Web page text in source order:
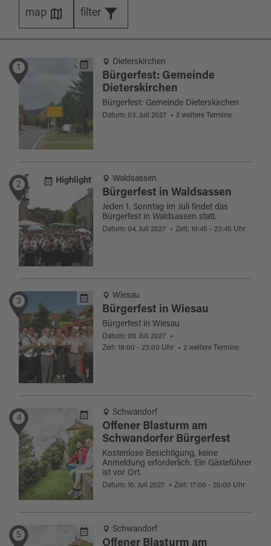
map filter
1 Dieterskirchen
Bürgerfest: Gemeinde
Dieterskirchen
Bürgerfest: Gemeinde Dieterskirchen
Datum: 03. Juli 2027 2 weitere Termine
2 Highlight Waldsassen
Bürgerfest in Waldsassen
Jeden 1. Sonntag im Juli findet das
Bürgerfest in Waldsassen statt.
Datum: 04. Juli 2027 Zeit: 10:45 - 23:45 Uhr
3 Wiesau
Bürgerfest in Wiesau
Bürgerfest in Wiesau
Datum: 09. Juli 2027
Zeit: 18:00 - 23:00 Uhr
2 weitere Termine
4 Schwandorf
Offener Blasturm am
Schwandorfer Bürgerfest
Kostenlose Besichtigung, keine
Anmeldung erforderlich. Ein Gästeführer
ist vor Ort.
Datum: 10. Juli 2027 Zeit: 17:00 - 20:00 Uhr
5 Schwandorf
Offener Blasturm am